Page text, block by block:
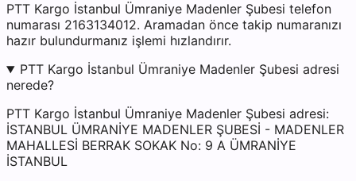
PTT Kargo İstanbul Ümraniye Madenler Şubesi telefon
numarası 2163134012. Aramadan önce takip numaranızı
hazır bulundurmanız işlemi hızlandırır.
PTT Kargo İstanbul Ümraniye Madenler Şubesi adresi
nerede?
PTT Kargo İstanbul Ümraniye Madenler Şubesi adresi:
İSTANBUL ÜMRANİYE MADENLER ŞUBESİ - MADENLER
MAHALLESİ BERRAK SOKAK No: 9 A ÜMRANİYE
İSTANBUL